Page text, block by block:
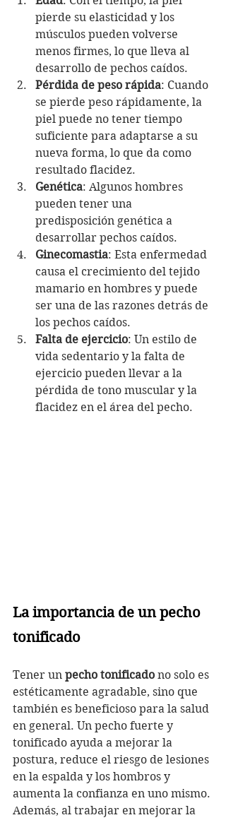
pierde su elasticidad y los
músculos pueden volverse
menos firmes, lo que lleva al
desarrollo de pechos caídos.
Pérdida de peso rápida: Cuando
se pierde peso rápidamente, la
piel puede no tener tiempo
suficiente para adaptarse a su
nueva forma, lo que da como
resultado flacidez.
Genética: Algunos hombres
pueden tener una
predisposición genética a
desarrollar pechos caídos.
Ginecomastia: Esta enfermedad
causa el crecimiento del tejido
mamario en hombres y puede
ser una de las razones detrás de
los pechos caídos.
Falta de ejercicio: Un estilo de
vida sedentario y la falta de
ejercicio pueden llevar a la
pérdida de tono muscular y la
flacidez en el área del pecho.
La importancia de un pecho
tonificado
Tener un pecho tonificado no solo es
estéticamente agradable, sino que
también es beneficioso para la salud
en general. Un pecho fuerte y
tonificado ayuda a mejorar la
postura, reduce el riesgo de lesiones
en la espalda y los hombros y
aumenta la confianza en uno mismo.
Además, al trabajar en mejorar la